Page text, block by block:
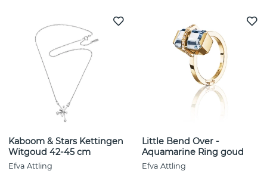
Kaboom & Stars Kettingen
Witgoud 42-45 cm
Efva Attling
Little Bend Over -
Aquamarine Ring goud
Efva Attling